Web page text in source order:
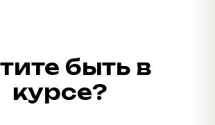
быть в
курсе?